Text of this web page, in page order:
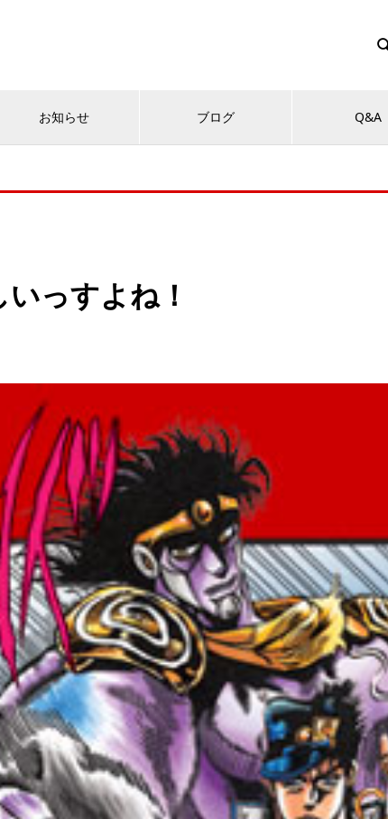
お知らせ ブログ Q&A
っすよね！